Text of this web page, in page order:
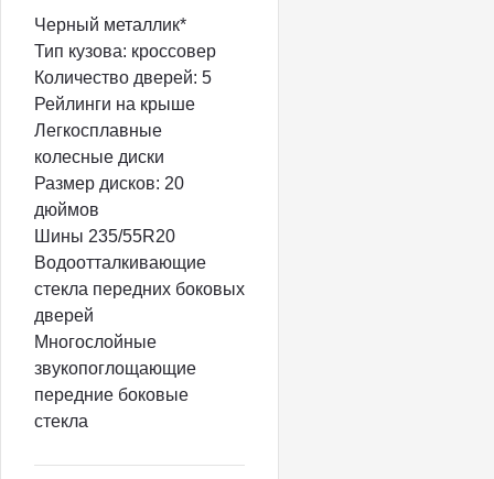
Черный металлик*
Тип кузова: кроссовер
Количество дверей: 5
Рейлинги на крыше
Легкосплавные
колесные диски
Размер дисков: 20
дюймов
Шины 235/55R20
Водоотталкивающие
стекла передних боковых
дверей
Многослойные
звукопоглощающие
передние боковые
стекла